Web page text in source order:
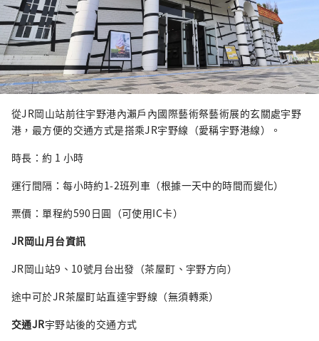
從JR岡山站前往宇野港內瀨戶內國際藝術祭藝術展的玄關處宇野
港，最方便的交通方式是搭乘JR宇野線（愛稱宇野港線）。
時長：約 1 小時
運行間隔：每小時約1-2班列車（根據一天中的時間而變化）
票價：單程約590日圓（可使用IC卡）
JR岡山月台資訊
JR岡山站9、10號月台出發（茶屋町、宇野方向）
途中可於JR茶屋町站直達宇野線（無須轉乘）
交通JR宇野站後的交通方式